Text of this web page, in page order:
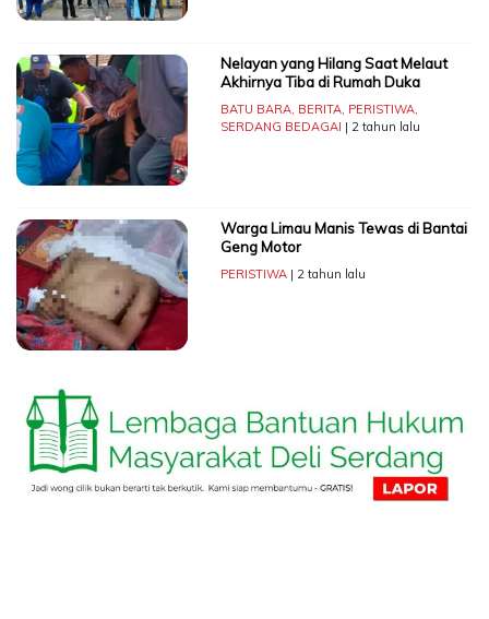
Nelayan yang Hilang Saat Melaut
Akhirnya Tiba di Rumah Duka
BATU BARA, BERITA, PERISTIWA,
SERDANG BEDAGAI | 2 tahun lalu
Warga Limau Manis Tewas di Bantai
Geng Motor
PERISTIWA| 2 tahun lalu